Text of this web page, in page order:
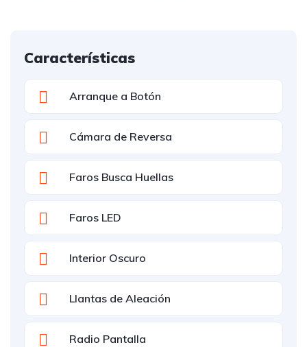
Características
Arranque a Botón
Cámara de Reversa
Faros Busca Huellas
Faros LED
Interior Oscuro
Llantas de Aleación
Radio Pantalla